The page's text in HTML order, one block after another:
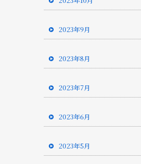
2023年9月
2023年8月
2023年7月
2023年6月
2023年5月